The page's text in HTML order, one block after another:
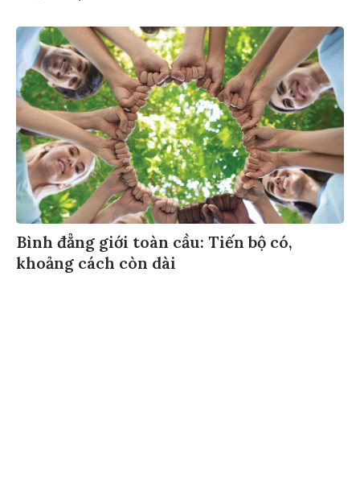
Bình đẳng giới toàn cầu: Tiến bộ có,
khoảng cách còn dài